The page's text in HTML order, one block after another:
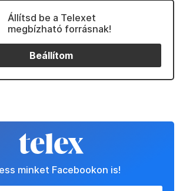
Állítsd be a Telexet
megbízható forrásnak!
Beállítom
minket Facebookon is!